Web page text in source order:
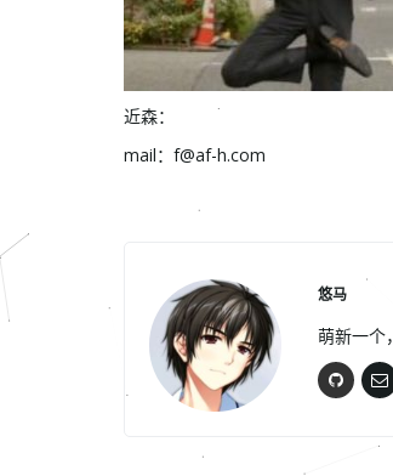
近森：
mail： f@af-h.com
悠马
萌新一个